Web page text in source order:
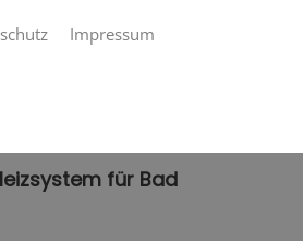
für Bad
Impressum